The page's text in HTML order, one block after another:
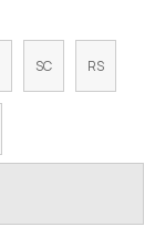
SC RS